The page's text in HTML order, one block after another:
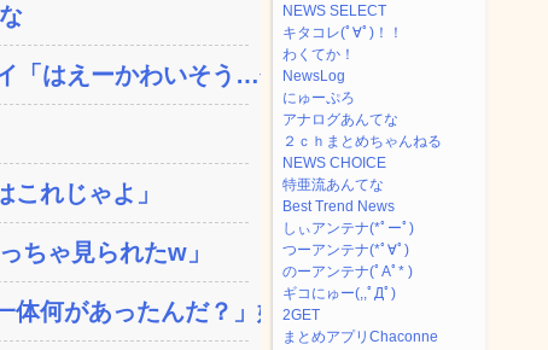
「はえーかわいそう…会...
れじゃよ」
ちゃ見られたw」
体何があったんだ？」嫁「...
NEWS SELECT
キタコレ(ﾟ∀ﾟ)！！
わくてか！
NewsLog
にゅーぷろ
アナログあんてな
２ｃｈまとめちゃんねる
NEWS CHOICE
特亜流あんてな
Best Trend News
しぃアンテナ(*ﾟーﾟ)
つーアンテナ(*ﾟ∀ﾟ)
のーアンテナ(ﾟAﾟ* )
ギコにゅー(,,ﾟДﾟ)
2GET
まとめアプリChaconne